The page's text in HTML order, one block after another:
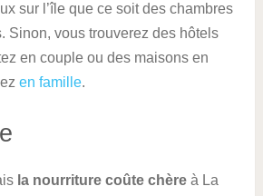
sur l’île que ce soit des chambres
Sinon, vous trouverez des hôtels
en couple ou des maisons en
en famille.
la nourriture coûte chèreà La